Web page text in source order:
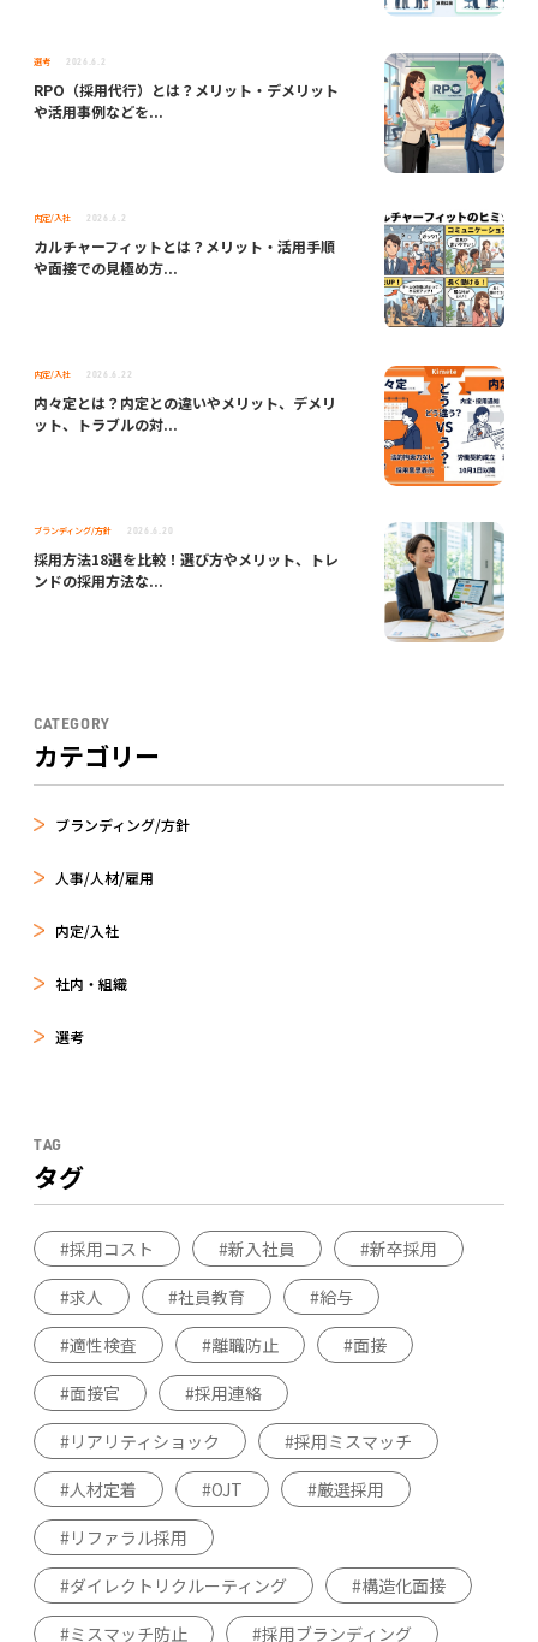
選考 2026.6.2
RPO（採用代行）とは？メリット・デメリット
や活用事例などを...
内定/入社 2026.6.2
カルチャーフィットとは？メリット・活用手順
や面接での見極め方...
内定/入社 2026.6.22
内々定とは？内定との違いやメリット、デメリ
ット、トラブルの対...
ブランディング/方針 2026.6.20
採用方法18選を比較！選び方やメリット、トレ
ンドの採用方法な...
CATEGORY
カテゴリー
ブランディング/方針
人事/人材/雇用
内定/入社
社内・組織
選考
TAG
タグ
採用コスト 新入社員
新卒採用
求人
社員教育
給与
適性検査
離職防止
面接
面接官
採用連絡
リアリティショック
採用ミスマッチ
人材定着
OJT
厳選採用
リファラル採用
ダイレクトリクルーティング
構造化面接
ミスマッチ防止
採用ブランディング